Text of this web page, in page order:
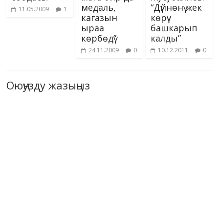
11.05.2009 1
медаль,
кагазын
ыраа
көрбөдү”
24.11.2009 0
“Дүйнөнү жек
көрүү
башкарып
калды”
10.12.2011 0
Оюңузду жазыңыз